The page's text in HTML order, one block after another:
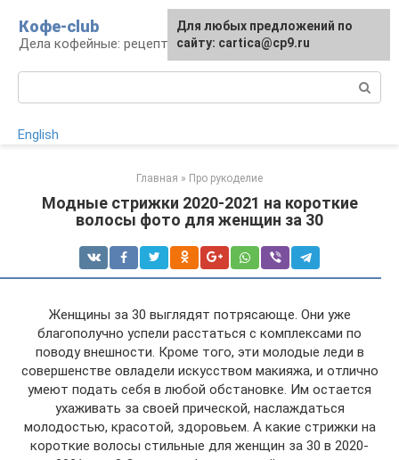
контенту
Кофе-club
Дела кофейные: рецепты и приготовление
English
Главная » Про рукоделие
Модные стрижки 2020-2021 на короткие
волосы фото для женщин за 30
Женщины за 30 выглядят потрясающе. Они уже
благополучно успели расстаться с комплексами по
поводу внешности. Кроме того, эти молодые леди в
совершенстве овладели искусством макияжа, и отлично
умеют подать себя в любой обстановке. Им остается
ухаживать за своей прической, наслаждаться
молодостью, красотой, здоровьем. А какие стрижки на
короткие волосы стильные для женщин за 30 в 2020-
Для любых предложений по
сайту: cartica@cp9.ru